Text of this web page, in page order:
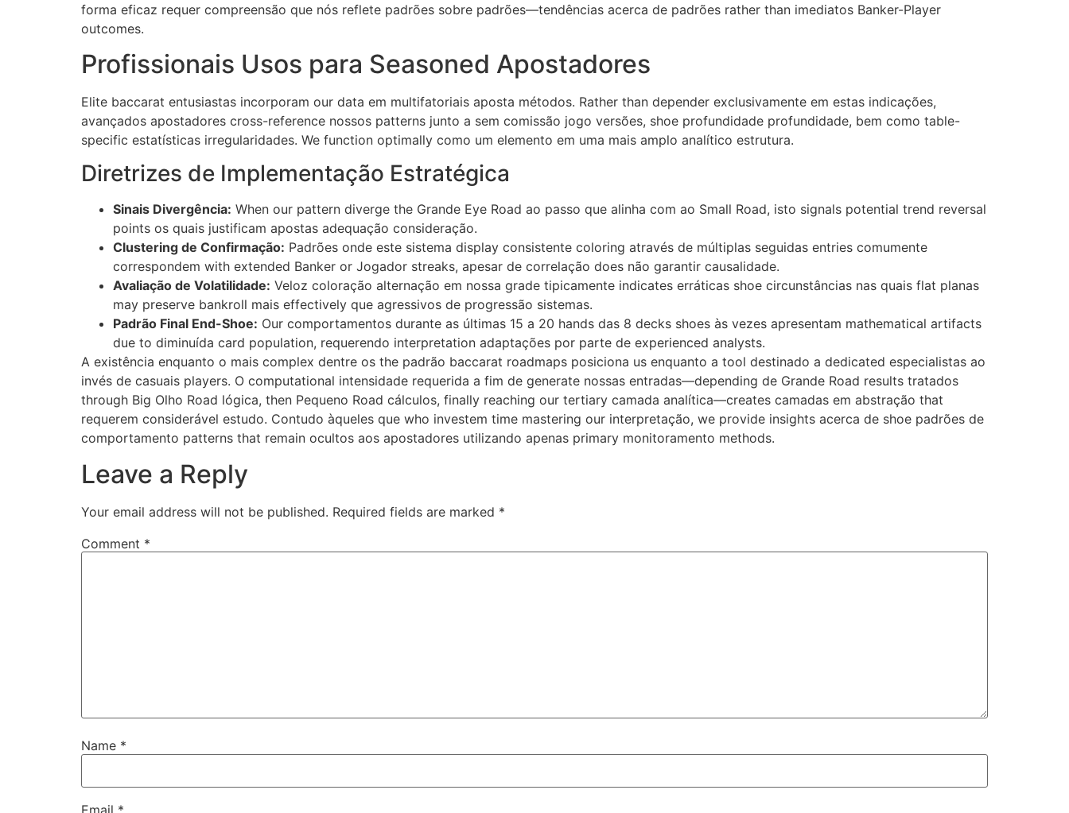
forma eficaz requer compreensão que nós reflete padrões sobre padrões—tendências acerca de padrões rather than imediatos Banker-Player
outcomes.
Profissionais Usos para Seasoned Apostadores
Elite baccarat entusiastas incorporam our data em multifatoriais aposta métodos. Rather than depender exclusivamente em estas indicações,
avançados apostadores cross-reference nossos patterns junto a sem comissão jogo versões, shoe profundidade profundidade, bem como table-
specific estatísticas irregularidades. We function optimally como um elemento em uma mais amplo analítico estrutura.
Diretrizes de Implementação Estratégica
Sinais Divergência: When our pattern diverge the Grande Eye Road ao passo que alinha com ao Small Road, isto signals potential trend reversal
points os quais justificam apostas adequação consideração.
Clustering de Confirmação: Padrões onde este sistema display consistente coloring através de múltiplas seguidas entries comumente
correspondem with extended Banker or Jogador streaks, apesar de correlação does não garantir causalidade.
Avaliação de Volatilidade: Veloz coloração alternação em nossa grade tipicamente indicates erráticas shoe circunstâncias nas quais flat planas
may preserve bankroll mais effectively que agressivos de progressão sistemas.
Padrão Final End-Shoe: Our comportamentos durante as últimas 15 a 20 hands das 8 decks shoes às vezes apresentam mathematical artifacts
due to diminuída card population, requerendo interpretation adaptações por parte de experienced analysts.
A existência enquanto o mais complex dentre os the padrão baccarat roadmaps posiciona us enquanto a tool destinado a dedicated especialistas ao
invés de casuais players. O computational intensidade requerida a fim de generate nossas entradas—depending de Grande Road results tratados
through Big Olho Road lógica, then Pequeno Road cálculos, finally reaching our tertiary camada analítica—creates camadas em abstração that
requerem considerável estudo. Contudo àqueles que who investem time mastering our interpretação, we provide insights acerca de shoe padrões de
comportamento patterns that remain ocultos aos apostadores utilizando apenas primary monitoramento methods.
Leave a Reply
Your email address will not be published. Required fields are marked *
Comment *
Name *
Email *